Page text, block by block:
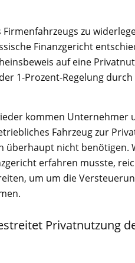
zu
Finanzgericht
auf eine
1-Prozent-Regelung
kommen
Fahrzeug zur
überhaupt nicht benötigen.
erfahren musste,
um um die
Privatnutzung